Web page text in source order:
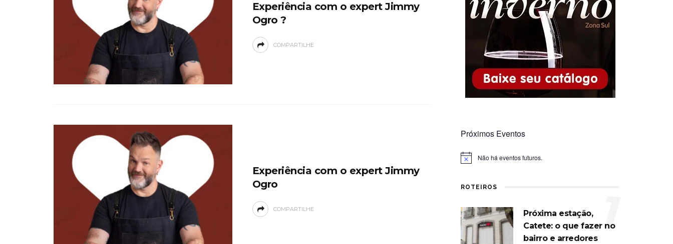
Experiência com o expert Jimmy
Ogro ?
COMPARTILHE
Experiência com o expert Jimmy
Ogro
COMPARTILHE
Próximos Eventos
Notice Não há eventos futuros.
ROTEIROS
Próxima estação,
Catete: o que fazer no
bairro e arredores 1